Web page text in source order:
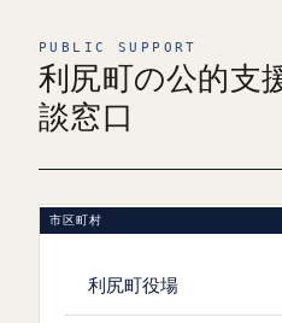
PUBLIC SUPPORT
利尻町の公的支
談窓口
市区町村
利尻町役場